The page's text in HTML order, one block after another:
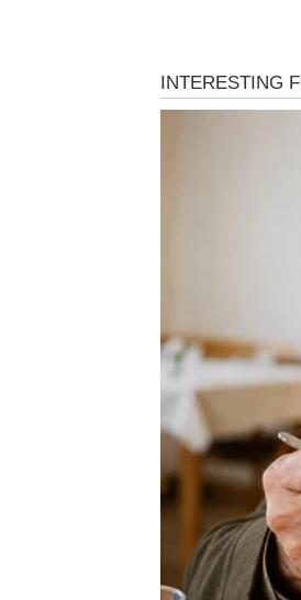
Ljubav
Na polju emocija
Ako ste dugo bili